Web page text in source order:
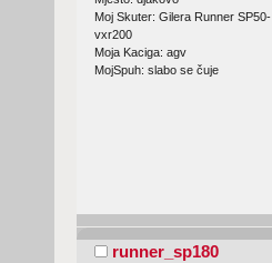
Moj Skuter: Gilera Runner SP50-
vxr200
Moja Kaciga: agv
MojSpuh: slabo se čuje
runner_sp180